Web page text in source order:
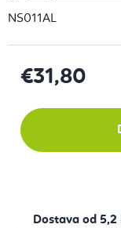
NS011AL
€31,80
Dostava od 5,2